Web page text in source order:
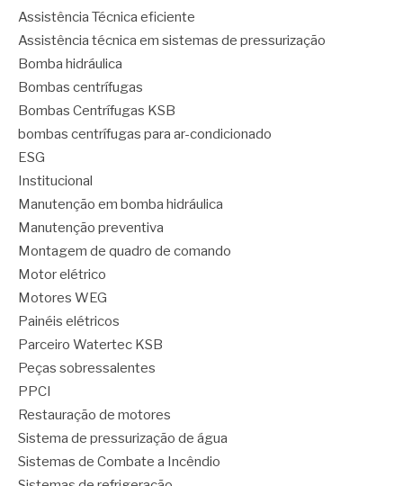
Assistência Técnica eficiente
Assistência técnica em sistemas de pressurização
Bomba hidráulica
Bombas centrífugas
Bombas Centrífugas KSB
bombas centrífugas para ar-condicionado
ESG
Institucional
Manutenção em bomba hidráulica
Manutenção preventiva
Montagem de quadro de comando
Motor elétrico
Motores WEG
Painéis elétricos
Parceiro Watertec KSB
Peças sobressalentes
PPCI
Restauração de motores
Sistema de pressurização de água
Sistemas de Combate a Incêndio